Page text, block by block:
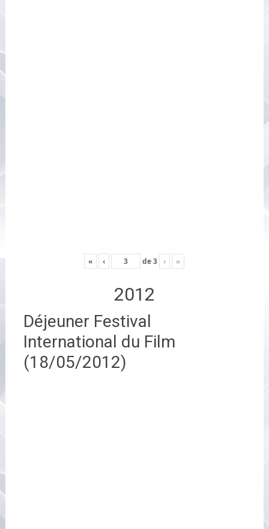
« ‹ de3 › »
2012
Déjeuner Festival
International du Film
(18/05/2012)